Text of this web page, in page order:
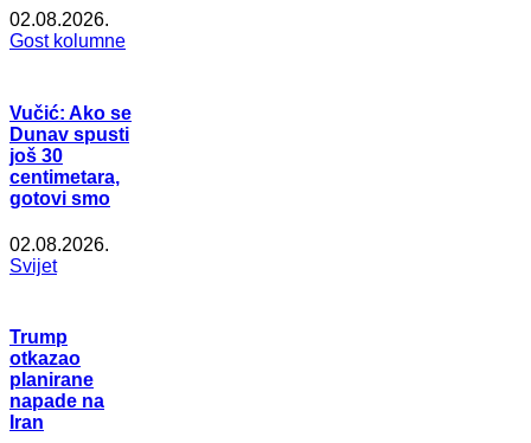
02.08.2026.
Gost kolumne
Vučić: Ako se
Dunav spusti
još 30
centimetara,
gotovi smo
02.08.2026.
Svijet
Trump
otkazao
planirane
napade na
Iran